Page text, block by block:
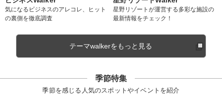
気になるビジネスのアレコレ、ヒット
の裏側を徹底調査
星野リゾートが運営する多彩な施設の
最新情報をチェック！
テーマwalkerをもっと見る
季節特集
季節を感じる人気のスポットやイベントを紹介